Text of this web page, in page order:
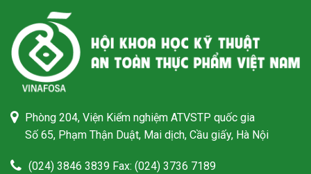
Phòng 204, Viện Kiểm nghiệm ATVSTP quốc gia
Số 65, Phạm Thận Duật, Mai dịch, Cầu giấy, Hà Nội
(024) 3846 3839 Fax: (024) 3736 7189